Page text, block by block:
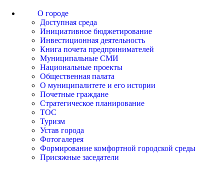
О городе
Доступная среда
Инициативное бюджетирование
Инвестиционная деятельность
Книга почета предпринимателей
Муниципальные СМИ
Национальные проекты
Общественная палата
О муниципалитете и его истории
Почетные граждане
Стратегическое планирование
ТОС
Туризм
Устав города
Фотогалерея
Формирование комфортной городской среды
Присяжные заседатели